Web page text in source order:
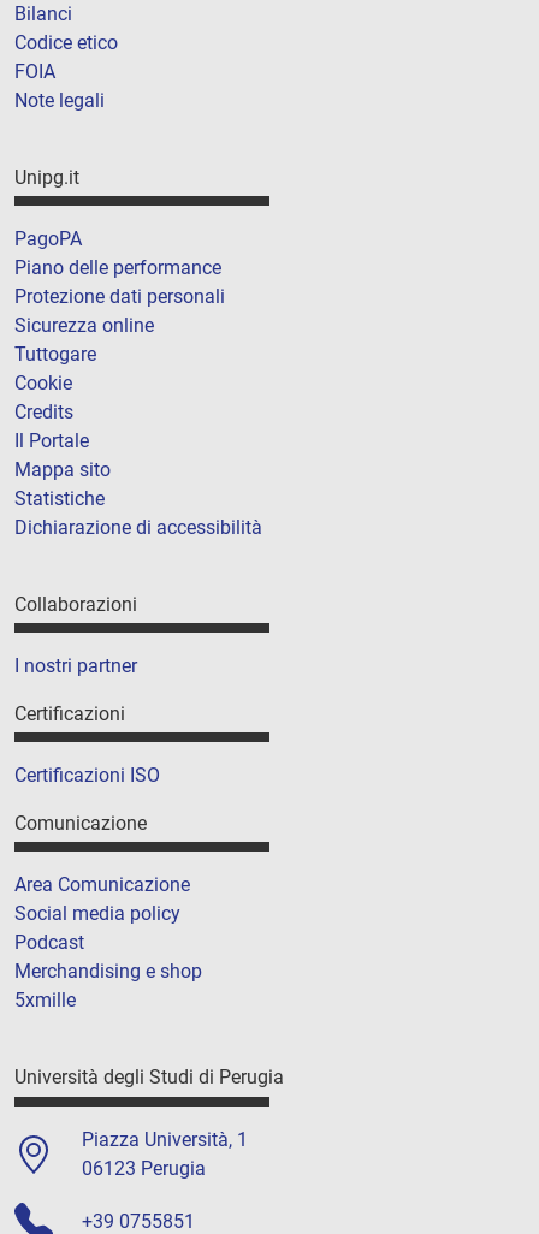
Bilanci
Codice etico
FOIA
Note legali
Unipg.it
PagoPA
Piano delle performance
Protezione dati personali
Sicurezza online
Tuttogare
Cookie
Credits
Il Portale
Mappa sito
Statistiche
Dichiarazione di accessibilità
Collaborazioni
I nostri partner
Certificazioni
Certificazioni ISO
Comunicazione
Area Comunicazione
Social media policy
Podcast
Merchandising e shop
5xmille
Università degli Studi di Perugia
Piazza Università, 1
06123 Perugia
+39 0755851